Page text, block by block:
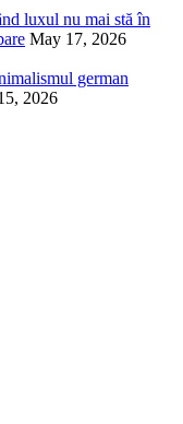
luxul nu mai stă în
May 17, 2026
german
2026